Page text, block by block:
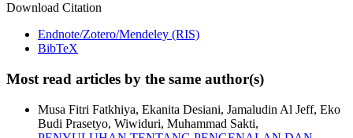
Download Citation
Endnote/Zotero/Mendeley (RIS)
BibTeX
Most read articles by the same author(s)
Musa Fitri Fatkhiya, Ekanita Desiani, Jamaludin Al Jeff, Eko
Budi Prasetyo, Wiwiduri, Muhammad Sakti,